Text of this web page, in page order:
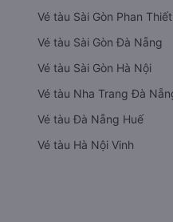
Vé tàu Sài Gòn Phan Thiết
Vé tàu Sài Gòn Đà Nẵng
Vé tàu Sài Gòn Hà Nội
Vé tàu Nha Trang Đà
Vé tàu Đà Nẵng Huế
Vé tàu Hà Nội Vinh